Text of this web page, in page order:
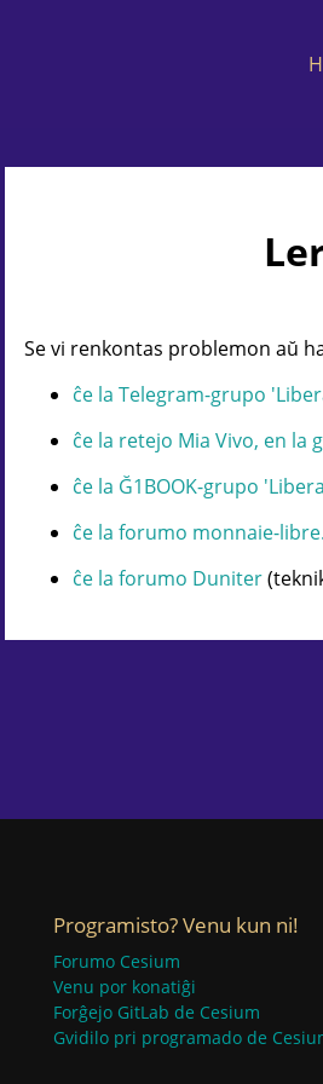
Se vi renkontas problemon aŭ
ĉe la Telegram-grupo
ĉe la retejo Mia Vivo, en la
ĉe la Ğ1BOOK-grupo
ĉe la forumo monnaie-
ĉe la forumo Duniter
Programisto? Venu kun ni!
Forumo Cesium
Venu por konatiĝi
Forĝejo GitLab de Cesium
Gvidilo pri programado de